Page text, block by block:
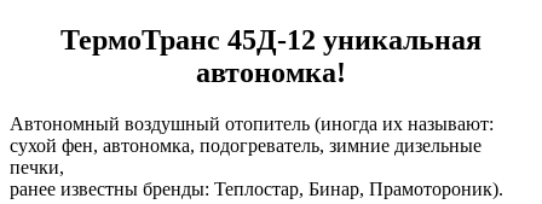
ТермоТранс 45Д-12 уникальная
автономка!
Автономный воздушный отопитель (иногда их называют:
сухой фен, автономка, подогреватель, зимние дизельные
печки,
ранее известны бренды: Теплостар, Бинар, Прамотороник).